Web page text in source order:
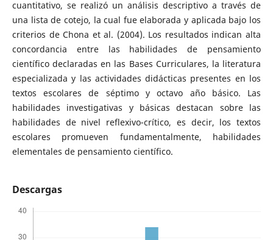
cuantitativo, se realizó un análisis descriptivo a través de
una lista de cotejo, la cual fue elaborada y aplicada bajo los
criterios de Chona et al. (2004). Los resultados indican alta
concordancia entre las habilidades de pensamiento
científico declaradas en las Bases Curriculares, la literatura
especializada y las actividades didácticas presentes en los
textos escolares de séptimo y octavo año básico. Las
habilidades investigativas y básicas destacan sobre las
habilidades de nivel reflexivo-crítico, es decir, los textos
escolares promueven fundamentalmente, habilidades
elementales de pensamiento científico.
Descargas